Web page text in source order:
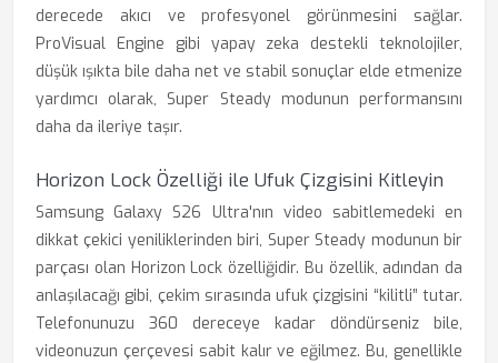
derecede akıcı ve profesyonel görünmesini sağlar.
ProVisual Engine gibi yapay zeka destekli teknolojiler,
düşük ışıkta bile daha net ve stabil sonuçlar elde etmenize
yardımcı olarak, Super Steady modunun performansını
daha da ileriye taşır.
Horizon Lock Özelliği ile Ufuk Çizgisini Kitleyin
Samsung Galaxy S26 Ultra'nın video sabitlemedeki en
dikkat çekici yeniliklerinden biri, Super Steady modunun bir
parçası olan Horizon Lock özelliğidir. Bu özellik, adından da
anlaşılacağı gibi, çekim sırasında ufuk çizgisini “kilitli” tutar.
Telefonunuzu 360 dereceye kadar döndürseniz bile,
videonuzun çerçevesi sabit kalır ve eğilmez. Bu, genellikle